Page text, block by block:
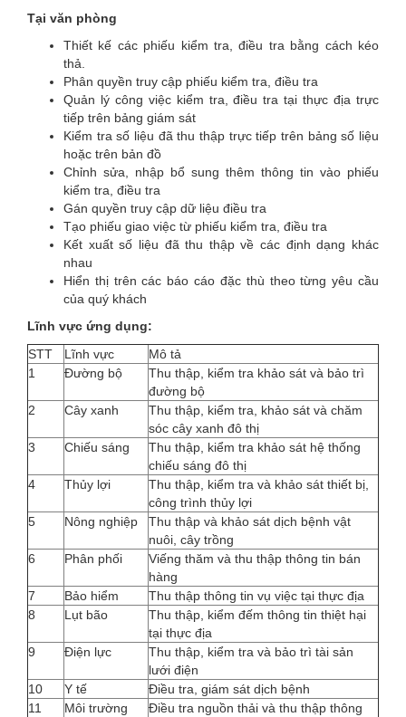
Tại văn phòng
Thiết kế các phiếu kiểm tra, điều tra bằng cách kéo
thả.
Phân quyền truy cập phiếu kiểm tra, điều tra
Quản lý công việc kiểm tra, điều tra tại thực địa trực
tiếp trên bảng giám sát
Kiểm tra số liệu đã thu thập trực tiếp trên bảng số liệu
hoặc trên bản đồ
Chỉnh sửa, nhập bổ sung thêm thông tin vào phiếu
kiểm tra, điều tra
Gán quyền truy cập dữ liệu điều tra
Tạo phiếu giao việc từ phiếu kiểm tra, điều tra
Kết xuất số liệu đã thu thập về các định dạng khác
nhau
Hiển thị trên các báo cáo đặc thù theo từng yêu cầu
của quý khách
Lĩnh vực ứng dụng:
STT
Lĩnh vực
Mô tả
1
Đường bộ
Thu thập, kiểm tra khảo sát và bảo trì
đường bộ
2
Cây xanh
Thu thập, kiểm tra, khảo sát và chăm
sóc cây xanh đô thị
3
Chiếu sáng
Thu thập, kiểm tra khảo sát hệ thống
chiếu sáng đô thị
4
Thủy lợi
Thu thập, kiểm tra và khảo sát thiết bị,
công trình thủy lợi
5
Nông nghiệp
Thu thập và khảo sát dịch bệnh vật
nuôi, cây trồng
6
Phân phối
Viếng thăm và thu thập thông tin bán
hàng
7
Bảo hiểm
Thu thập thông tin vụ việc tại thực địa
8
Lụt bão
Thu thập, kiểm đếm thông tin thiệt hại
tại thực địa
9
Điện lực
Thu thập, kiểm tra và bảo trì tài sản
lưới điện
10
Y tế
Điều tra, giám sát dịch bệnh
11
Môi trường
Điều tra nguồn thải và thu thập thông